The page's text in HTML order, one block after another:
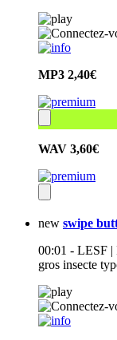
MP3 2,40€
WAV 3,60€
new swipe
00:01 - LESF |
gros insecte